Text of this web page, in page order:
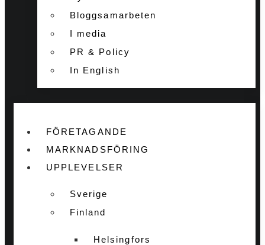
Bloggsamarbeten
I media
PR & Policy
In English
FÖRETAGANDE
MARKNADSFÖRING
UPPLEVELSER
Sverige
Finland
Helsingfors